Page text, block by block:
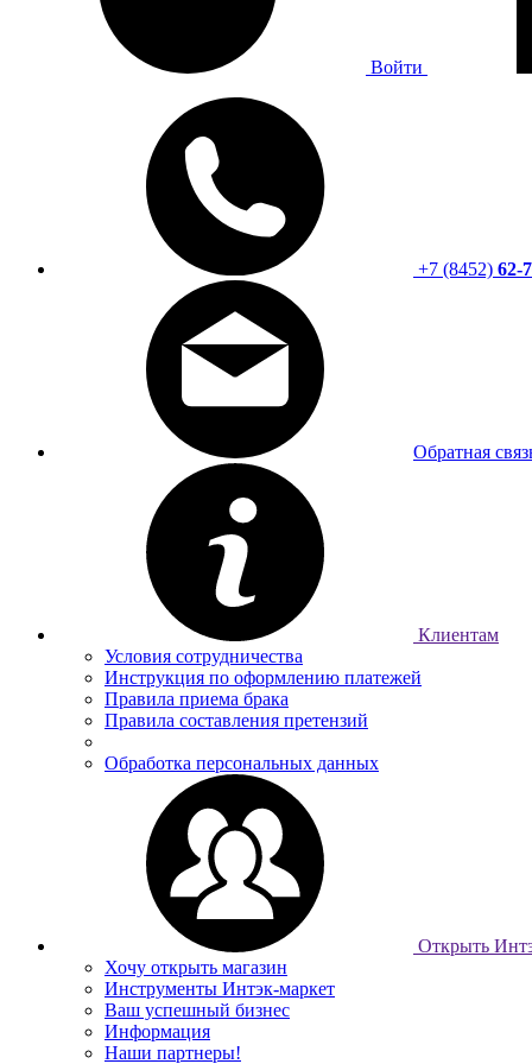
Войти
+7 (8452) 62-
Обратная
Клиентам
Условия сотрудничества
Инструкция по оформлению платежей
Правила приема брака
Правила составления претензий
Обработка персональных данных
Открыть
Хочу открыть магазин
Инструменты Интэк-маркет
Ваш успешный бизнес
Информация
Наши партнеры!